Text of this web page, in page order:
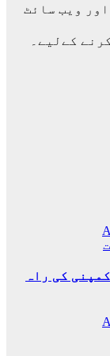
ویب سائٹ
کےلیے۔
کی راہ